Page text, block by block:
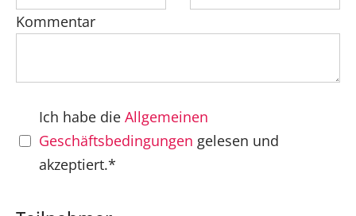
Kommentar
Ich habe die Allgemeinen
Geschäftsbedingungen gelesen und
akzeptiert.*